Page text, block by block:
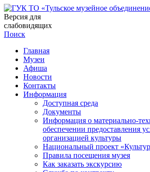
Версия для
слабовидящих
Поиск
Главная
Музеи
Афиша
Новости
Контакты
Информация
Доступная среда
Документы
Информация о материально-
обеспечении предоставления
организацией культуры
Национальный проект
Правила посещения музея
Как заказать экскурсию